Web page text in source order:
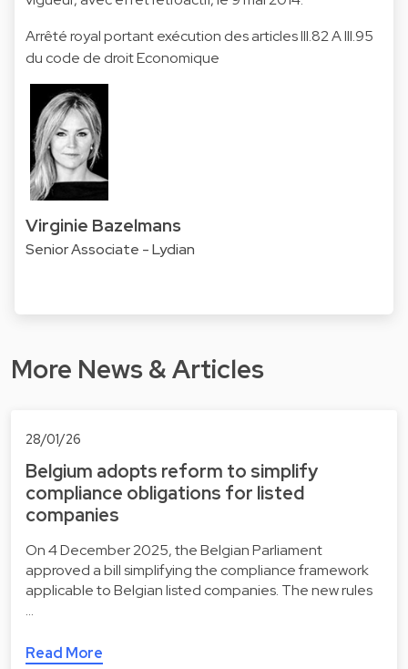
Arrêté royal portant exécution des articles III.82 A III.95
du code de droit Economique
Virginie Bazelmans
Senior Associate - Lydian
More News & Articles
28/01/26
Belgium adopts reform to simplify
compliance obligations for listed
companies
On 4 December 2025, the Belgian Parliament
approved a bill simplifying the compliance framework
applicable to Belgian listed companies. The new rules
…
Read More